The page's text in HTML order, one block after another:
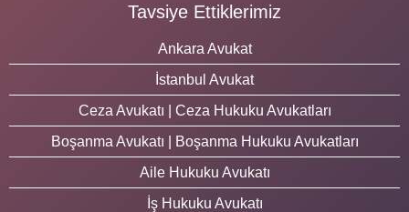
Tavsiye Ettiklerimiz
Ankara Avukat
İstanbul Avukat
Ceza Avukatı | Ceza Hukuku Avukatları
Boşanma Avukatı | Boşanma Hukuku Avukatları
Aile Hukuku Avukatı
İş Hukuku Avukatı